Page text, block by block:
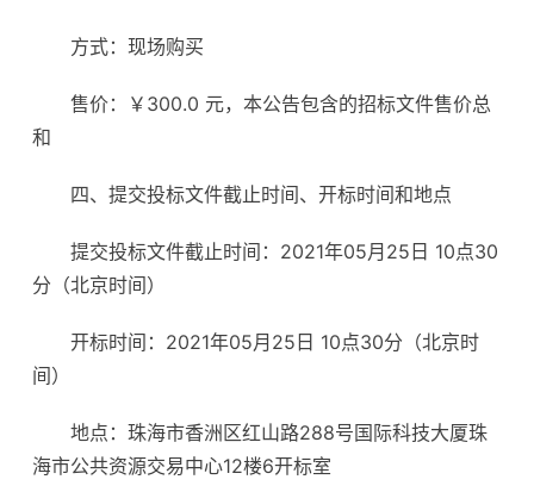
方式：现场购买
售价：￥300.0 元，本公告包含的招标文件售价总
和
四、提交投标文件截止时间、开标时间和地点
提交投标文件截止时间：2021年05月25日 10点30
分（北京时间）
开标时间：2021年05月25日 10点30分（北京时
间）
地点：珠海市香洲区红山路288号国际科技大厦珠
海市公共资源交易中心12楼6开标室